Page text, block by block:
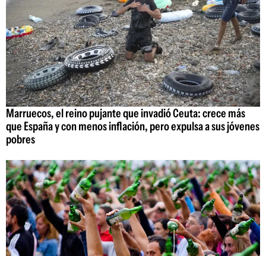
Marruecos, el reino pujante que invadió Ceuta: crece más
que España y con menos inflación, pero expulsa a sus jóvenes
pobres